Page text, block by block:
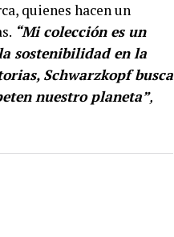
quienes hacen un
“Mi colección es un
sostenibilidad en la
Schwarzkopf busca
nuestro planeta”,